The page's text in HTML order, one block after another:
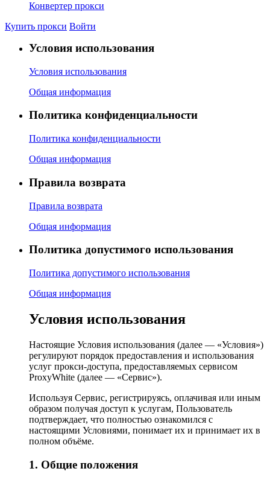
Конвертер прокси
Купить прокси Войти
Условия использования
Условия использования
Общая информация
Политика конфиденциальности
Политика конфиденциальности
Общая информация
Правила возврата
Правила возврата
Общая информация
Политика допустимого использования
Политика допустимого использования
Общая информация
Условия использования
Настоящие Условия использования (далее — «Условия»)
регулируют порядок предоставления и использования
услуг прокси-доступа, предоставляемых сервисом
ProxyWhite (далее — «Сервис»).
Используя Сервис, регистрируясь, оплачивая или иным
образом получая доступ к услугам, Пользователь
подтверждает, что полностью ознакомился с
настоящими Условиями, понимает их и принимает их в
полном объёме.
1. Общие положения